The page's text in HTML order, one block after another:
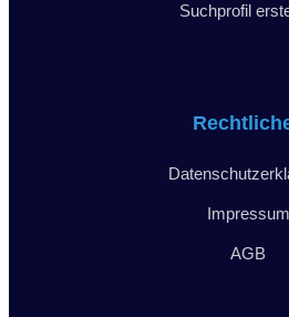
Suchprofil
Impressum
AGB